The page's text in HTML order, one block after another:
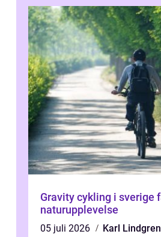
Gravity cykling i sverige fart, teknik och
naturupplevelse
05 juli 2026
Karl Lindgren